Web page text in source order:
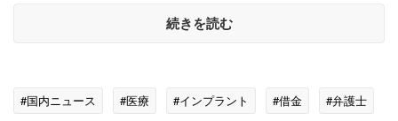
続きを読む
#国内ニュース #医療 #インプラント #借金 #弁護士